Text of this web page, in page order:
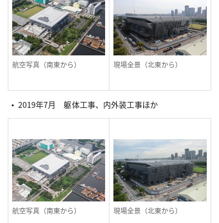
航空写真（南東から） 現場全景（北東から）
2019年7月 躯体工事、内外装工事ほか
航空写真（南東から） 現場全景（北東から）